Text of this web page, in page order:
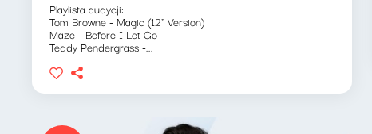
Playlista audycji:
Tom Browne - Magic (12" Version)
Maze - Before I Let Go
Teddy Pendergrass -...